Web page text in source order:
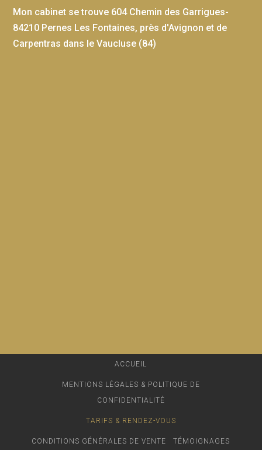
Mon cabinet se trouve 604 Chemin des Garrigues-
84210 Pernes Les Fontaines, près d'Avignon et de
Carpentras dans le Vaucluse (84)
ACCUEIL
MENTIONS LÉGALES & POLITIQUE DE
CONFIDENTIALITÉ
TARIFS & RENDEZ-VOUS
CONDITIONS GÉNÉRALES DE VENTE TÉMOIGNAGES